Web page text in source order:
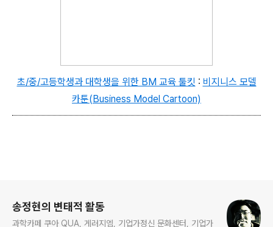
초/중/고등학생과 대학생을 위한 BM 교육 툴킷 : 비지니스 모델
카툰(Business Model Cartoon)
송정현의 변태적 활동
과학카페 쿠아 QUA, 게러지엠, 기업가정신 문화센터, 기업가